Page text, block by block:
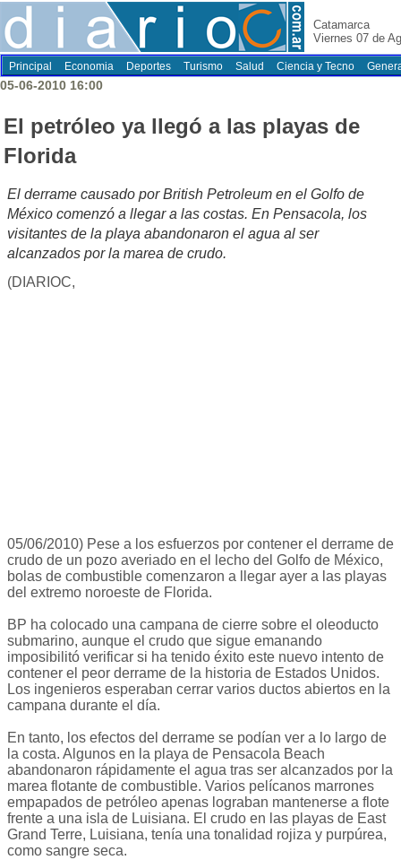
Catamarca
Viernes 07 de
Principal Economia Deportes Turismo Salud Ciencia y Tecno
05-06-2010 16:00
El petróleo ya llegó a las playas de
Florida
El derrame causado por British Petroleum en el Golfo de
México comenzó a llegar a las costas. En Pensacola, los
visitantes de la playa abandonaron el agua al ser
alcanzados por la marea de crudo.
(DIARIOC,
05/06/2010) Pese a los esfuerzos por contener el derrame de
crudo de un pozo averiado en el lecho del Golfo de México,
bolas de combustible comenzaron a llegar ayer a las playas
del extremo noroeste de Florida.
BP ha colocado una campana de cierre sobre el oleoducto
submarino, aunque el crudo que sigue emanando
imposibilitó verificar si ha tenido éxito este nuevo intento de
contener el peor derrame de la historia de Estados Unidos.
Los ingenieros esperaban cerrar varios ductos abiertos en la
campana durante el día.
En tanto, los efectos del derrame se podían ver a lo largo de
la costa. Algunos en la playa de Pensacola Beach
abandonaron rápidamente el agua tras ser alcanzados por la
marea flotante de combustible. Varios pelícanos marrones
empapados de petróleo apenas lograban mantenerse a flote
frente a una isla de Luisiana. El crudo en las playas de East
Grand Terre, Luisiana, tenía una tonalidad rojiza y purpúrea,
como sangre seca.